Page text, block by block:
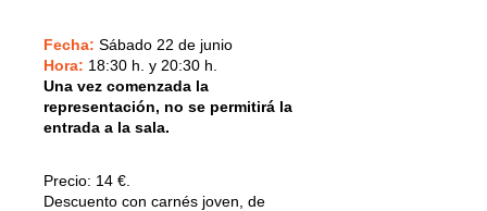
Fecha: Sábado 22 de junio
Hora: 18:30 h. y 20:30 h.
Una vez comenzada la
representación, no se permitirá la
entrada a la sala.
Precio: 14 €.
Descuento con carnés joven, de